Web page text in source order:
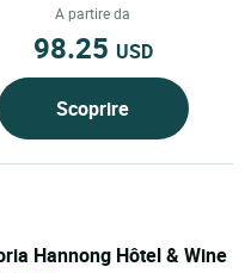
A partire da
98.25 USD
Scoprire
Hannong Hôtel & Wine